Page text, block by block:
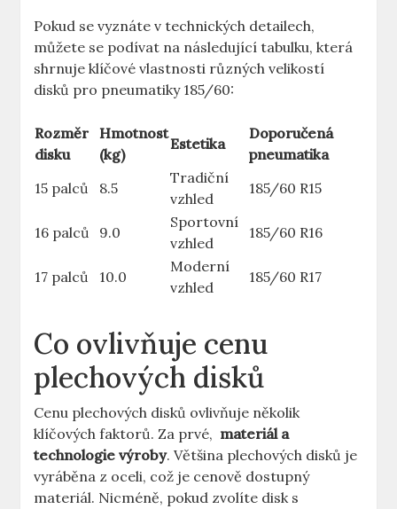
Pokud se vyznáte v technických detailech,
můžete se podívat na následující ⁢tabulku, která
shrnuje klíčové vlastnosti různých velikostí ​
disků pro pneumatiky ​185/60:
Rozměr
disku
Hmotnost
(kg)
Estetika
Doporučená
pneumatika
15 palců
8.5
Tradiční
vzhled
185/60‌ R15
16 ⁤palců 9.0
Sportovní
vzhled
185/60 R16
17 palců 10.0
Moderní
vzhled
185/60⁢ R17
Co ovlivňuje cenu⁤
plechových‍ disků
Cenu plechových disků ovlivňuje několik⁣
klíčových faktorů. Za prvé, ⁣ materiál a
technologie výroby. Většina plechových disků je
vyráběna z oceli, ⁤což je cenově ⁣dostupný
materiál. Nicméně, pokud zvolíte disk s